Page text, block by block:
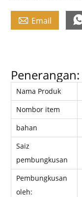
 Email
Penerangan:
Nama Produk
Nombor item
bahan
Saiz
pembungkusan
Pembungkusan
oleh: